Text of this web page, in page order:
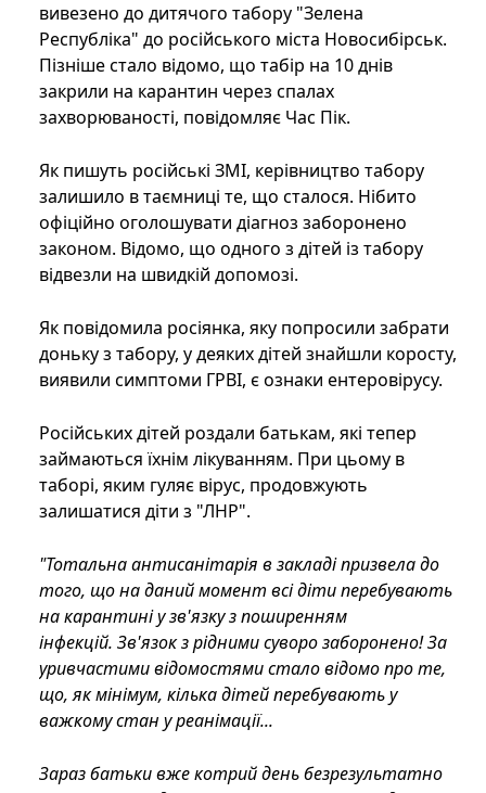
вивезено до дитячого табору "Зелена
Республіка" до російського міста Новосибірськ.
Пізніше стало відомо, що табір на 10 днів
закрили на карантин через спалах
захворюваності, повідомляє Час Пік.
Як пишуть російські ЗМІ, керівництво табору
залишило в таємниці те, що сталося. Нібито
офіційно оголошувати діагноз заборонено
законом. Відомо, що одного з дітей із табору
відвезли на швидкій допомозі.
Як повідомила росіянка, яку попросили забрати
доньку з табору, у деяких дітей знайшли коросту,
виявили симптоми ГРВІ, є ознаки ентеровірусу.
Російських дітей роздали батькам, які тепер
займаються їхнім лікуванням. При цьому в
таборі, яким гуляє вірус, продовжують
залишатися діти з "ЛНР".
"Тотальна антисанітарія в закладі призвела до
того, що на даний момент всі діти перебувають
на карантині у зв'язку з поширенням
інфекцій. Зв'язок з рідними суворо заборонено! За
уривчастими відомостями стало відомо про те,
що, як мінімум, кілька дітей перебувають у
важкому стан у реанімації...
Зараз батьки вже котрий день безрезультатно